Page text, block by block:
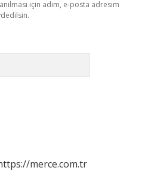
için adım, e-posta adresim
merce.com.tr